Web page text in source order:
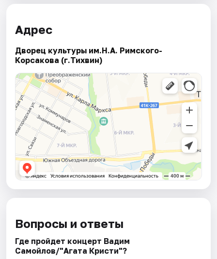
Адрес
Дворец культуры им.Н.А. Римского-
Корсакова (г.Тихвин)
Вопросы и ответы
Где пройдет концерт Вадим
Самойлов/"Агата Кристи"?